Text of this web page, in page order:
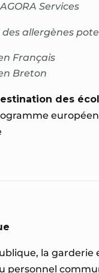
Services
des allergènes
Français
Breton
des
la garderie
personnel